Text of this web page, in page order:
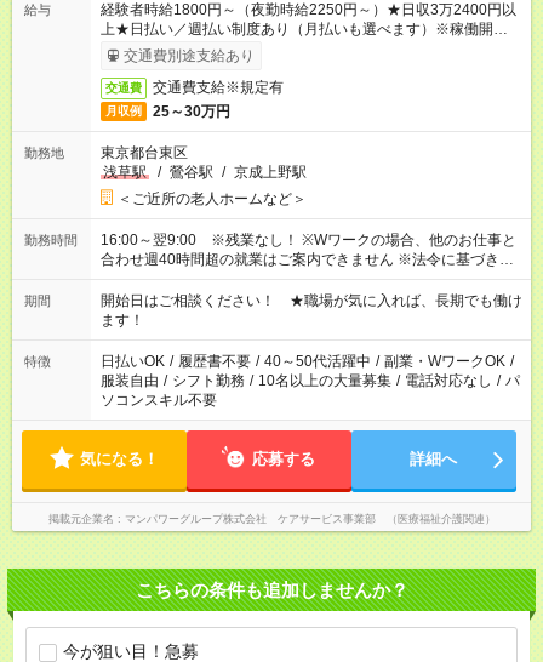
給与
経験者時給1800円～（夜勤時給2250円～）★日収3万2400円以
上★日払い／週払い制度あり（月払いも選べます）※稼働開始時
は手続き完了次第のお支払いとなります。
交通費別途支給あり
交通費 交通費支給※規定有
月収例 25～30万円
勤務地
東京都台東区
浅草駅
/ 鶯谷駅 / 京成上野駅
＜ご近所の老人ホームなど＞
勤務時間
16:00～翌9:00 ※残業なし！ ※Wワークの場合、他のお仕事と
合わせ週40時間超の就業はご案内できません ※法令に基づき、
週20時間以上勤務は社会保険への加入対象となります ※労働者
派遣法（日雇い派遣の原則禁止）により、短時間・短期間の就
業はご案内が難しい場合があります
期間
開始日はご相談ください！ ★職場が気に入れば、長期でも働け
ます！
特徴 日払いOK / 履歴書不要 / 40～50代活躍中 / 副業・WワークOK /
服装自由 / シフト勤務 / 10名以上の大量募集 / 電話対応なし / パ
ソコンスキル不要
気になる！ 応募する 詳細へ
掲載元企業名 マンパワーグループ株式会社 ケアサービス事業部 （医療福祉介護関連）
こちらの条件も追加しませんか？
今が狙い目！急募